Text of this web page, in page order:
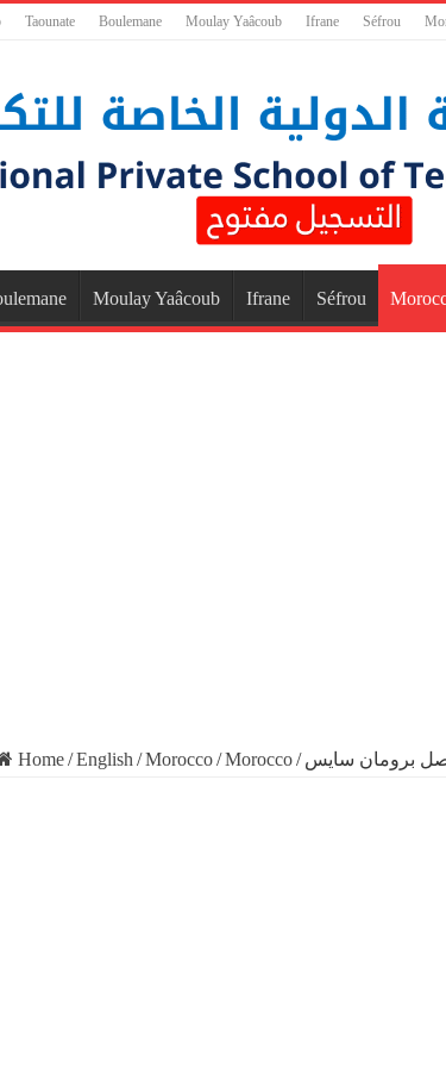
Taounate Boulemane Moulay Yaâcoub Ifrane Séfrou
Moulay Yaâcoub Ifrane Séfrou
Home/English /Morocco/Morocco/